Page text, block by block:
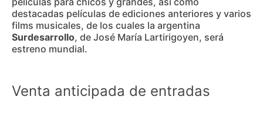
destacadas películas de ediciones anteriores y varios
films musicales, de los cuales la argentina
Surdesarrollo, de José María Lartirigoyen, será
estreno mundial.
Venta anticipada de entradas